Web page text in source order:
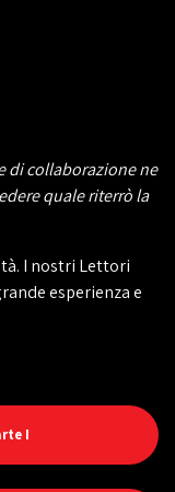
di collaborazione ne
quale riterrò la
I nostri Lettori
esperienza e
I